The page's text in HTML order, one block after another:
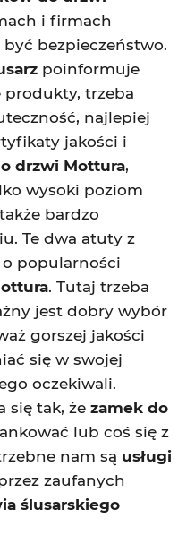
i firmach
bezpieczeństwo.
poinformuje
produkty, trzeba
najlepiej
jakości i
drzwi Mottura,
wysoki poziom
bardzo
Te dwa atuty z
o popularności
. Tutaj trzeba
jest dobry wybór
gorszej jakości
się w swojej
oczekiwali.
się tak, że zamek do
lub coś się z
nam są usługi
zaufanych
ślusarskiego